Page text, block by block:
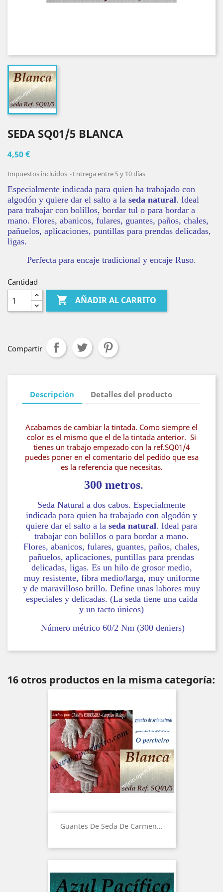
SEDA SQ01/5 BLANCA
4,50 €
Impuestos incluidos Entrega entre 5 y 10 días
Especialmente indicada para quien ha trabajado con
algodón y quiere dar el salto a la seda natural. Ideal
para trabajar con bolillos, bordar tul o para bordar a
mano. Flores, abanicos, fulares, guantes, paños, chales,
pañuelos, aplicaciones, puntillas para prendas delicadas,
ligas.
Perfecta para encaje tradicional y encaje Ruso.
Cantidad
 AÑADIR AL CARRITO
Compartir
Descripción Detalles del producto
Acabamos de cambiar la tintada. Como siempre el
color es el mismo que el de la tintada anterior. Si
tienes un trabajo empezado con la ref.SQ01/4
puedes poner en el comentario del pedido que esa
es la referencia que necesitas.
300 metros.
Seda Natural a dos cabos. Especialmente
indicada para quien ha trabajado con algodón y
quiere dar el salto a la seda natural. Ideal para
trabajar con bolillos o para bordar a mano.
Flores, abanicos, fulares, guantes, paños, chales,
pañuelos, aplicaciones, puntillas para prendas
delicadas, ligas. Es un hilo de grosor medio,
muy resistente, fibra medio/larga, muy uniforme
y de maravilloso brillo. Define unas labores muy
especiales y delicadas. (La seda tiene una caida
y un tacto únicos)
Número métrico 60/2 Nm (300 deniers)
16 otros productos en la misma categoría:
Guantes De Seda De Carmen...